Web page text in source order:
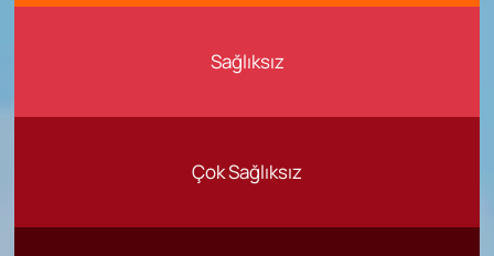
Sağlıksız
Çok Sağlıksız